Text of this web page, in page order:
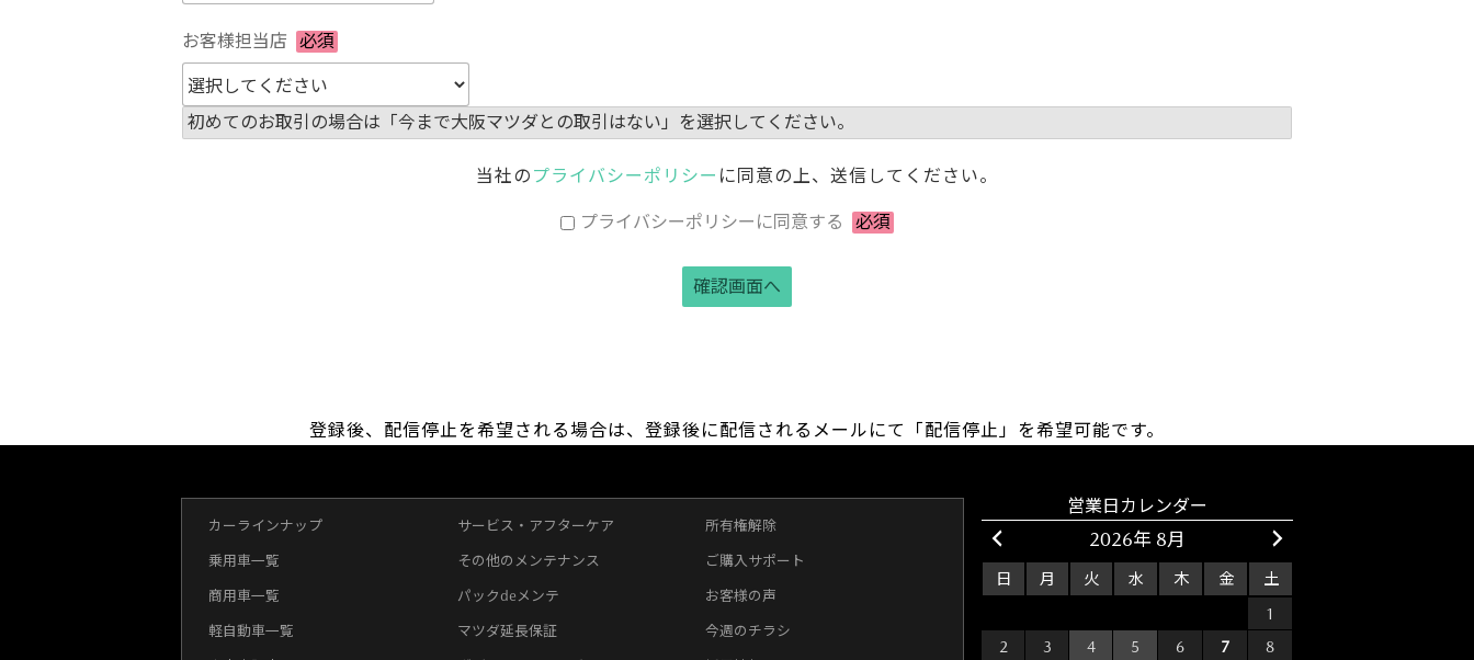
お客様担当店 必須
初めてのお取引の場合は「今まで大阪マツダとの取引はない」を選択してください。
当社の プライバシーポリシー に同意の上、送信してください。
プライバシーポリシーに同意する 必須
登録後、配信停止を希望される場合は、登録後に配信されるメールにて「配信停止」を希望可能です。
カーラインナップ
乗用車一覧
商用車一覧
軽自動車一覧
サービス・アフターケア
その他のメンテナンス
パックdeメンテ
マツダ延長保証
所有権解除
ご購入サポート
お客様の声
今週のチラシ
営業日カレンダー
2026年 8月
日 月 火 水 木 金
土
1
2
3 4 5 6 7 8